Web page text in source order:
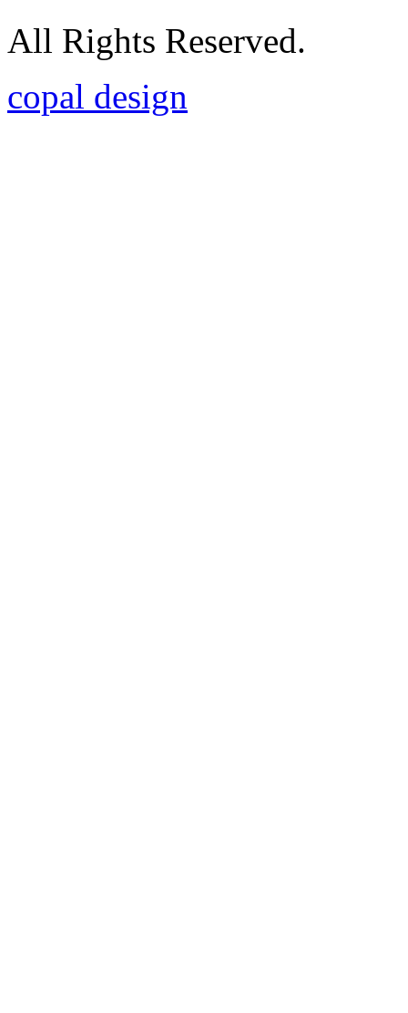
All Rights Reserved.
copal design